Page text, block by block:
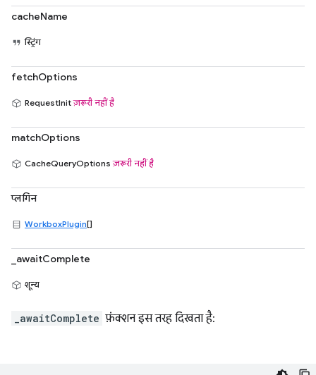
cacheName
स्ट्रिंग
fetchOptions
RequestInitज़रूरी नहीं है
matchOptions
CacheQueryOptionsज़रूरी नहीं है
प्लगिन
WorkboxPlugin[]
_awaitComplete
शून्य
_awaitComplete फ़ंक्शन इस तरह दिखता है: